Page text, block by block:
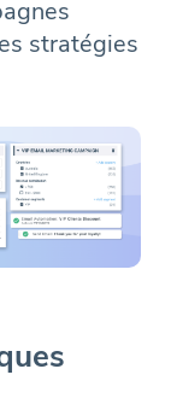
stratégies